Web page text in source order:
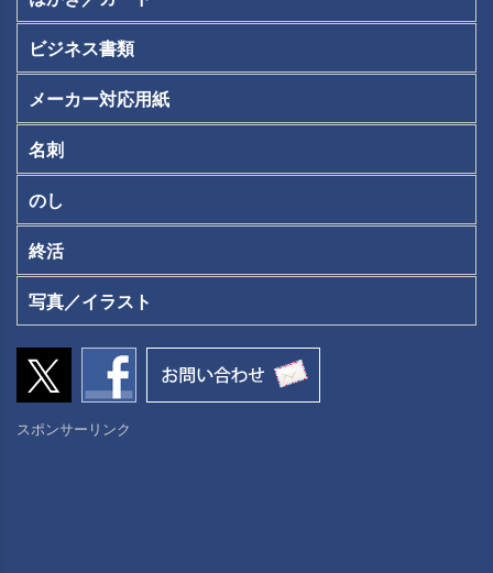
ビジネス書類
メーカー対応用紙
名刺
のし
終活
写真／イラスト
スポンサーリンク